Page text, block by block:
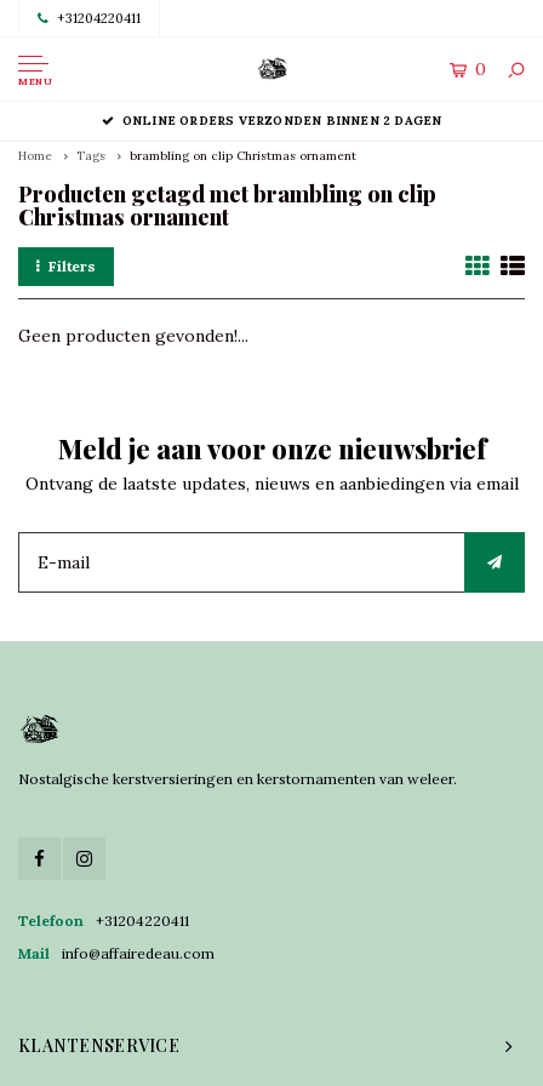
+31204220411
MENU
0
ONLINE ORDERS VERZONDEN BINNEN 2 DAGEN
Home Tags brambling on clip Christmas ornament
Producten getagd met brambling on clip
Christmas ornament
Filters
Geen producten gevonden!...
Meld je aan voor onze nieuwsbrief
Ontvang de laatste updates, nieuws en aanbiedingen via email
Nostalgische kerstversieringen en kerstornamenten van weleer.
Telefoon
+31204220411
Mail
info@affairedeau.com
KLANTENSERVICE